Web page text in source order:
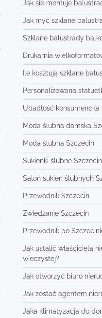
Jak sie montuje
Jak myć szklane
Szklane balustrady
Drukarnia
Ile kosztują szklane
Personalizowana
Upadłość konsumencka
Moda ślubna damska
Moda ślubna Szczecin
Sukienki ślubne Szczecin
Salon sukien ślubnych
Przewodnik Szczecin
Zwiedzanie Szczecin
Przewodnik po
Jak ustalić właściciela
wieczystej?
Jak otworzyć biuro
Jak zostać agentem
Jaka klimatyzacja do